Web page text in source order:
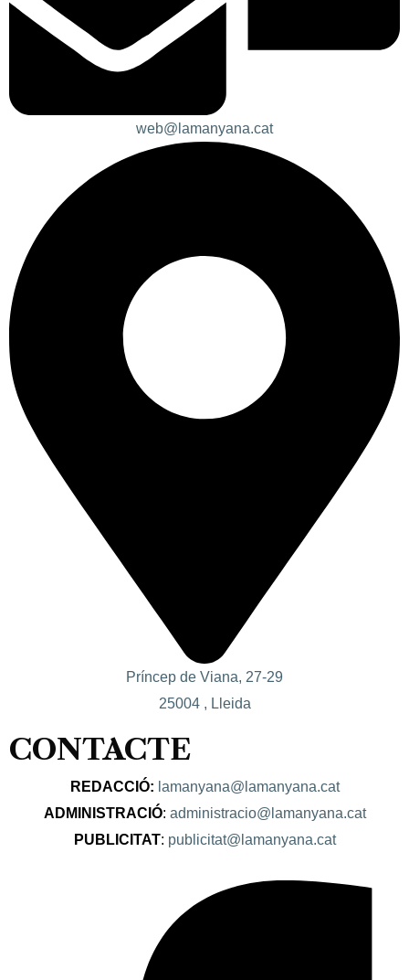
web@lamanyana.cat
Príncep de Viana, 27-29
25004 , Lleida
CONTACTE
REDACCIÓ: lamanyana@lamanyana.cat
ADMINISTRACIÓ: administracio@lamanyana.cat
PUBLICITAT: publicitat@lamanyana.cat